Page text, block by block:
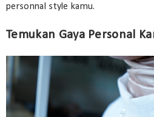
personnal style kamu.
Temukan Gaya Personal